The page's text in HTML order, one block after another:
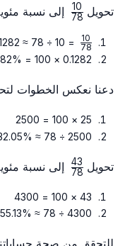
تحويل
\frac{10}78
10 إلى نسبة
\frac{10}
{78}
78
10
= 10 ÷ 78 ≈ 0.1282
0.1282 × 100 = 12.82%
دعنا نعكس الخطوات
25 × 100 = 2500
2500 ÷ 78 ≈ 32.05%
تحويل
\frac{43}78
43 إلى نسبة
43 × 100 = 4300
4300 ÷ 78 ≈ 55.13%